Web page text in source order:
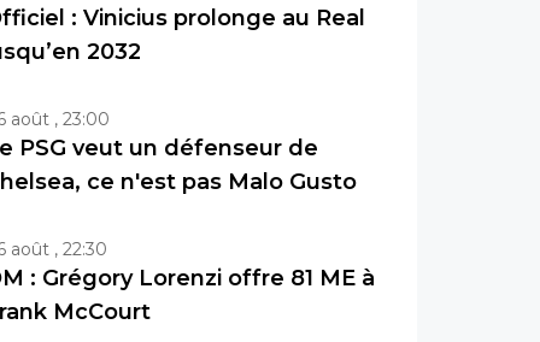
: Vinicius prolonge au Real
2032
août , 23:00
PSG veut un défenseur de
ce n'est pas Malo Gusto
août , 22:30
: Grégory Lorenzi offre 81 ME à
McCourt